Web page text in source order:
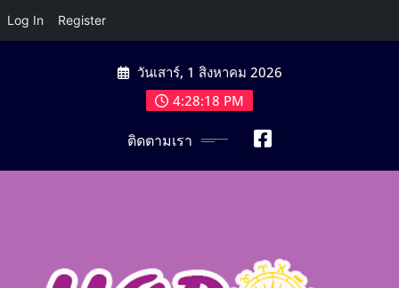
Log In Register
วันเสาร์, 1 สิงหาคม 2026
4:28:20 PM
ติดตามเรา